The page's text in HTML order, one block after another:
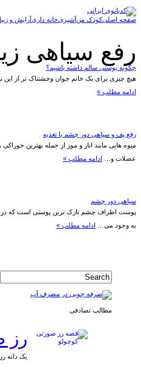
صفحه اصلیکودک منآشپزیخانه داریآرایش و
رفع سیاهی
چگونه پوستی سالم داشته باشیم؟
هیچ چیزی برای یک خانم جوان وحشتناک تر از
ادامه مطلب »
رفع پف و سیاهی دور چشم با تغذیه
میوه هایی مانند انار و موز از جمله بهترین
عضلات و… ادامه مطلب »
سیاهی دور چشم
پوست اطراف چشم نازک ترین پوستی است که در
به وجود می… ادامه مطلب »
مطالب تصادفی
رز
یک دانه